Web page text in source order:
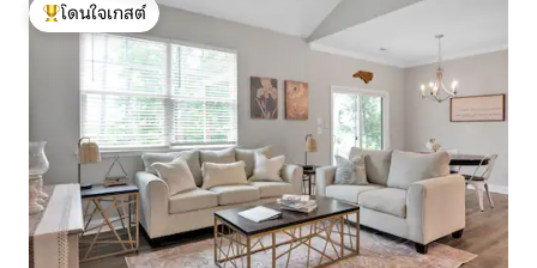
โดนใจเกสต์ที่สุด
โดนใจเกสต์